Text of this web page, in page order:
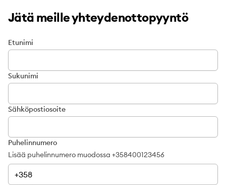
Jätä meille yhteydenottopyyntö
Etunimi
Sukunimi
Sähköpostiosoite
Puhelinnumero
Lisää puhelinnumero muodossa +358400123456